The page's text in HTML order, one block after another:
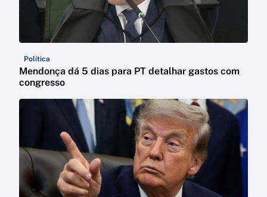
Política
Mendonça dá 5 dias para PT detalhar gastos com
congresso